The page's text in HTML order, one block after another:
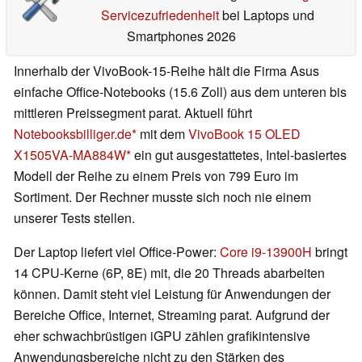
Servicezufriedenheitbei Laptops und
Smartphones 2026
Innerhalb der VivoBook-15-Reihe hält die Firma Asus
einfache Office-Notebooks (15.6 Zoll) aus dem unteren bis
mittleren Preissegment parat. Aktuell führt
Notebooksbilliger.de mit demVivoBook 15 OLED
X1505VA-MA884W ein gut ausgestattetes, Intel-basiertes
Modell der Reihe zu einem Preis von 799 Euro im
Sortiment. Der Rechner musste sich noch nie einem
unserer Tests stellen.
Der Laptop liefert viel Office-Power: Core i9-13900H bringt
14 CPU-Kerne (6P, 8E) mit, die 20 Threads abarbeiten
können. Damit steht viel Leistung für Anwendungen der
Bereiche Office, Internet, Streaming parat. Aufgrund der
eher schwachbrüstigen iGPU zählen grafikintensive
Anwendungsbereiche nicht zu den Stärken des